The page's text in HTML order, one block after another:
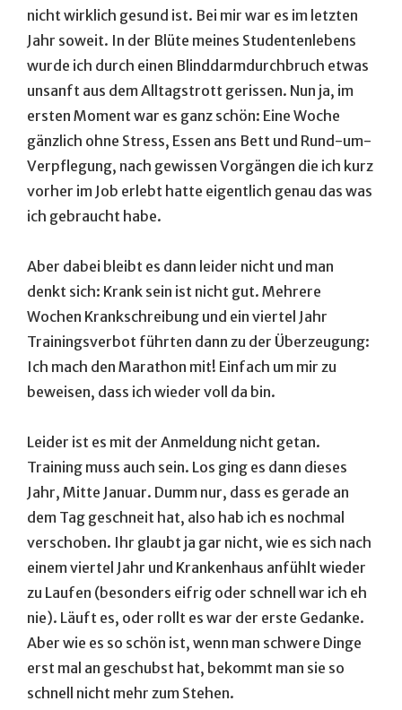
nicht wirklich gesund ist. Bei mir war es im letzten
Jahr soweit. In der Blüte meines Studentenlebens
wurde ich durch einen Blinddarmdurchbruch etwas
unsanft aus dem Alltagstrott gerissen. Nun ja, im
ersten Moment war es ganz schön: Eine Woche
gänzlich ohne Stress, Essen ans Bett und Rund-um-
Verpflegung, nach gewissen Vorgängen die ich kurz
vorher im Job erlebt hatte eigentlich genau das was
ich gebraucht habe.
Aber dabei bleibt es dann leider nicht und man
denkt sich: Krank sein ist nicht gut. Mehrere
Wochen Krankschreibung und ein viertel Jahr
Trainingsverbot führten dann zu der Überzeugung:
Ich mach den Marathon mit! Einfach um mir zu
beweisen, dass ich wieder voll da bin.
Leider ist es mit der Anmeldung nicht getan.
Training muss auch sein. Los ging es dann dieses
Jahr, Mitte Januar. Dumm nur, dass es gerade an
dem Tag geschneit hat, also hab ich es nochmal
verschoben. Ihr glaubt ja gar nicht, wie es sich nach
einem viertel Jahr und Krankenhaus anfühlt wieder
zu Laufen (besonders eifrig oder schnell war ich eh
nie). Läuft es, oder rollt es war der erste Gedanke.
Aber wie es so schön ist, wenn man schwere Dinge
erst mal an geschubst hat, bekommt man sie so
schnell nicht mehr zum Stehen.